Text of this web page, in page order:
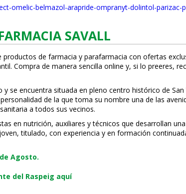
omelic-belmazol-arapride-ompranyt-dolintol-parizac-
SAVALL
de farmacia y parafarmacia con ofertas
Compra de manera sencilla online y, si lo prefieres,
se encuentra situada en pleno centro histórico de
de la que toma su nombre una de las
a todos sus vecinos.
en nutrición, auxiliares y técnicos que desarrollan
titulado, con experiencia y en formación
Agosto.
del Raspeig aquí